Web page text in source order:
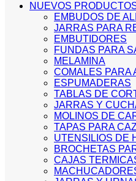
NUEVOS
EMBUDOS DE
JARRAS PARA
EMBUTIDORES
FUNDAS PARA
MELAMINA
COMALES PARA
ESPUMADERAS
TABLAS DE
JARRAS Y
MOLINOS DE
TAPAS PARA
UTENSILIOS DE
BROCHETAS
CAJAS